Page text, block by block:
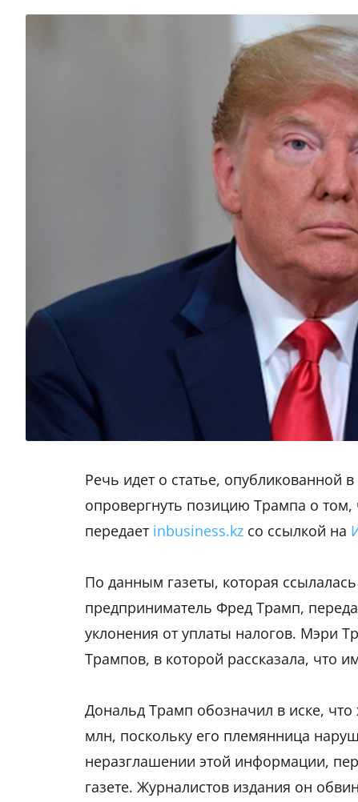
Речь идет о статье, опубликованной
опровергнуть позицию Трампа о том,
передает inbusiness.kz со ссылкой на
По данным газеты, которая
предприниматель Фред Трамп,
уклонения от уплаты налогов. Мэри
Трампов, в которой рассказала, что
Дональд Трамп обозначил в иске,
млн, поскольку его племянница
неразглашении этой информации,
газете. Журналистов издания он